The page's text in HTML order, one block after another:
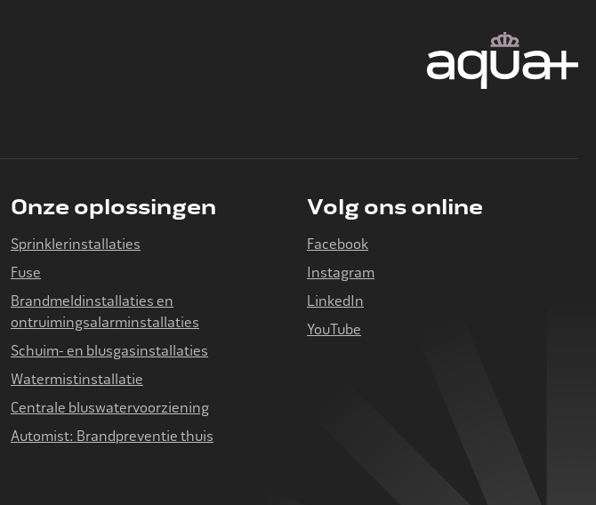
Onze oplossingen
Sprinklerinstallaties
Fuse
Brandmeldinstallaties en
ontruimingsalarminstallaties
Schuim- en blusgasinstallaties
Watermistinstallatie
Centrale bluswatervoorziening
Automist: Brandpreventie thuis
Volg ons online
Facebook
Instagram
LinkedIn
YouTube